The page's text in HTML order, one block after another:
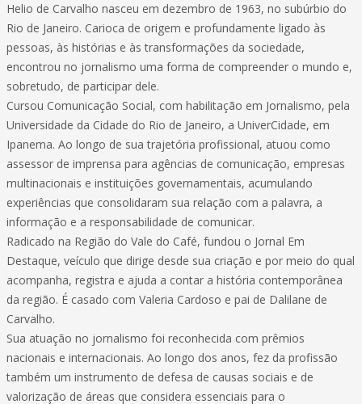
Helio de Carvalho nasceu em dezembro de 1963, no subúrbio do
Rio de Janeiro. Carioca de origem e profundamente ligado às
pessoas, às histórias e às transformações da sociedade,
encontrou no jornalismo uma forma de compreender o mundo e,
sobretudo, de participar dele.
Cursou Comunicação Social, com habilitação em Jornalismo, pela
Universidade da Cidade do Rio de Janeiro, a UniverCidade, em
Ipanema. Ao longo de sua trajetória profissional, atuou como
assessor de imprensa para agências de comunicação, empresas
multinacionais e instituições governamentais, acumulando
experiências que consolidaram sua relação com a palavra, a
informação e a responsabilidade de comunicar.
Radicado na Região do Vale do Café, fundou o Jornal Em
Destaque, veículo que dirige desde sua criação e por meio do qual
acompanha, registra e ajuda a contar a história contemporânea
da região. É casado com Valeria Cardoso e pai de Dalilane de
Carvalho.
Sua atuação no jornalismo foi reconhecida com prêmios
nacionais e internacionais. Ao longo dos anos, fez da profissão
também um instrumento de defesa de causas sociais e de
valorização de áreas que considera essenciais para o